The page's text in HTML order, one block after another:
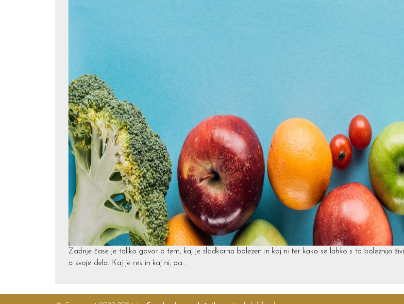
Zadnje čase je toliko govor o tem, kaj je sladkorna bolezen in kaj ni ter kako se lahko s to boleznijo
o svoje delo. Kaj je res in kaj ni, pa…